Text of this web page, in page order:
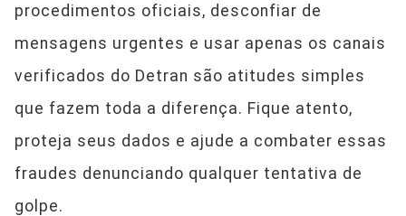
procedimentos oficiais, desconfiar de
mensagens urgentes e usar apenas os canais
verificados do Detran são atitudes simples
que fazem toda a diferença. Fique atento,
proteja seus dados e ajude a combater essas
fraudes denunciando qualquer tentativa de
golpe.